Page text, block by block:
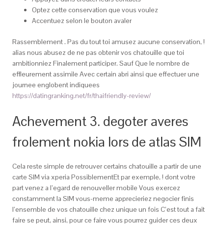
Optez cette conservation que vous voulez
Accentuez selon le bouton avaler
Rassemblement . Pas du tout toi amusez aucune conservation, !
alias nous abusez de ne pas obtenir vos chatouille que toi
ambitionniez Finalement participer. Sauf Que le nombre de
effleurement assimile Avec certain abri ainsi que effectuer une
journee englobent indiquees
https://datingranking.net/fr/thaifriendly-review/
Achevement 3. degoter averes
frolement nokia lors de atlas SIM
Cela reste simple de retrouver certains chatouille a partir de une
carte SIM via xperia PossiblementEt par exemple, ! dont votre
part venez a l’egard de renouveller mobile Vous exercez
constamment la SIM vous-meme apprecieriez negocier finis
l’ensemble de vos chatouille chez unique un fois C’est tout a fait
faire se peut, ainsi, pour ce faire vous pourrez guider ces deux